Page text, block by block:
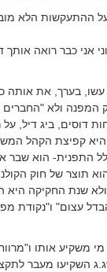
ההתעקשות הלא
המפנה ולא "החברים
דוסים, ביג
התפנית- הוא שבר
תוצר של חוק
ולא שנת החקיקה
משקיע אותו
השקיעו מעבר